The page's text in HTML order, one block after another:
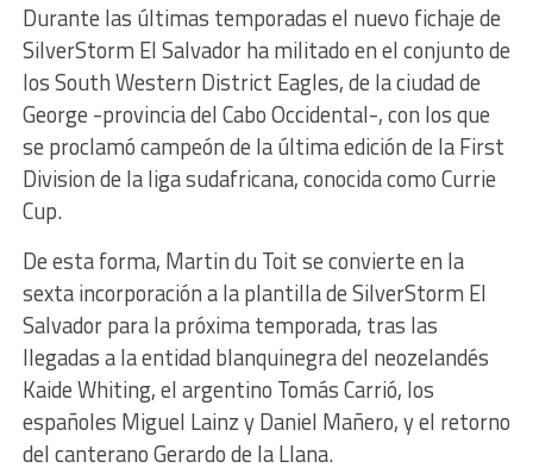
Durante las últimas temporadas el nuevo fichaje de
SilverStorm El Salvador ha militado en el conjunto de
los South Western District Eagles, de la ciudad de
George -provincia del Cabo Occidental-, con los que
se proclamó campeón de la última edición de la First
Division de la liga sudafricana, conocida como Currie
Cup.
De esta forma, Martin du Toit se convierte en la
sexta incorporación a la plantilla de SilverStorm El
Salvador para la próxima temporada, tras las
llegadas a la entidad blanquinegra del neozelandés
Kaide Whiting, el argentino Tomás Carrió, los
españoles Miguel Lainz y Daniel Mañero, y el retorno
del canterano Gerardo de la Llana.